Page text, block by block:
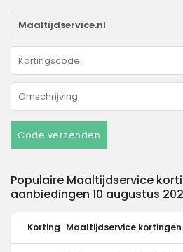
Code verzenden
Populaire Maaltijdservice
aanbiedingen 10 augustus
Korting Maaltijdservice kortingen